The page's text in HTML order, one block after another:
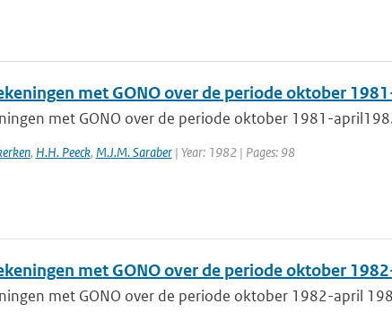
met GONO over de periode oktober
met GONO over de periode oktober 1981-
, H.H. Peeck, M.J.M. Saraber| Year: 1982 | Pages: 98
met GONO over de periode oktober
met GONO over de periode oktober 1982-april